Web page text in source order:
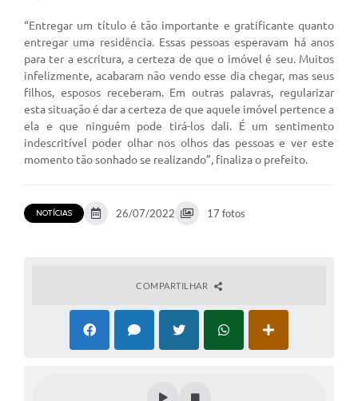
Comissões
Sessão Plenária
Galeria de Fotos
Galeria de Presidentes
Legislaturas
“Entregar um título é tão importante e gratificante quanto
entregar uma residência. Essas pessoas esperavam há anos
para ter a escritura, a certeza de que o imóvel é seu. Muitos
infelizmente, acabaram não vendo esse dia chegar, mas seus
filhos, esposos receberam. Em outras palavras, regularizar
esta situação é dar a certeza de que aquele imóvel pertence a
ela e que ninguém pode tirá-los dali. É um sentimento
indescritível poder olhar nos olhos das pessoas e ver este
momento tão sonhado se realizando”, finaliza o prefeito.
NOTÍCIAS 26/07/2022 17 fotos
COMPARTILHAR